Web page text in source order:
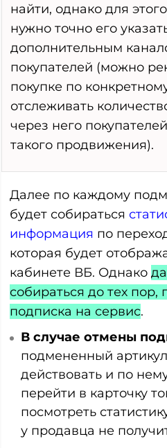
найти, однако для
нужно точно его
дополнительным
покупателей (можно
покупке по
отслеживать
через него
такого продвижения).
Далее по каждому
будет собираться
информация по
которая будет
кабинете ВБ. Однако
собираться до тех пор,
подписка на сервис.
В случае отмены
подмененный
действовать и по
перейти в карточку
посмотреть
у продавца не